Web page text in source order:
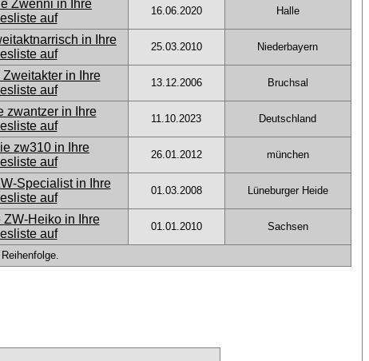
16.06.2020 Halle
25.03.2010 Niederbayern
13.12.2006 Bruchsal
11.10.2023 Deutschland
26.01.2012 münchen
01.03.2008 Lüneburger Heide
01.01.2010 Sachsen
Reihenfolge.